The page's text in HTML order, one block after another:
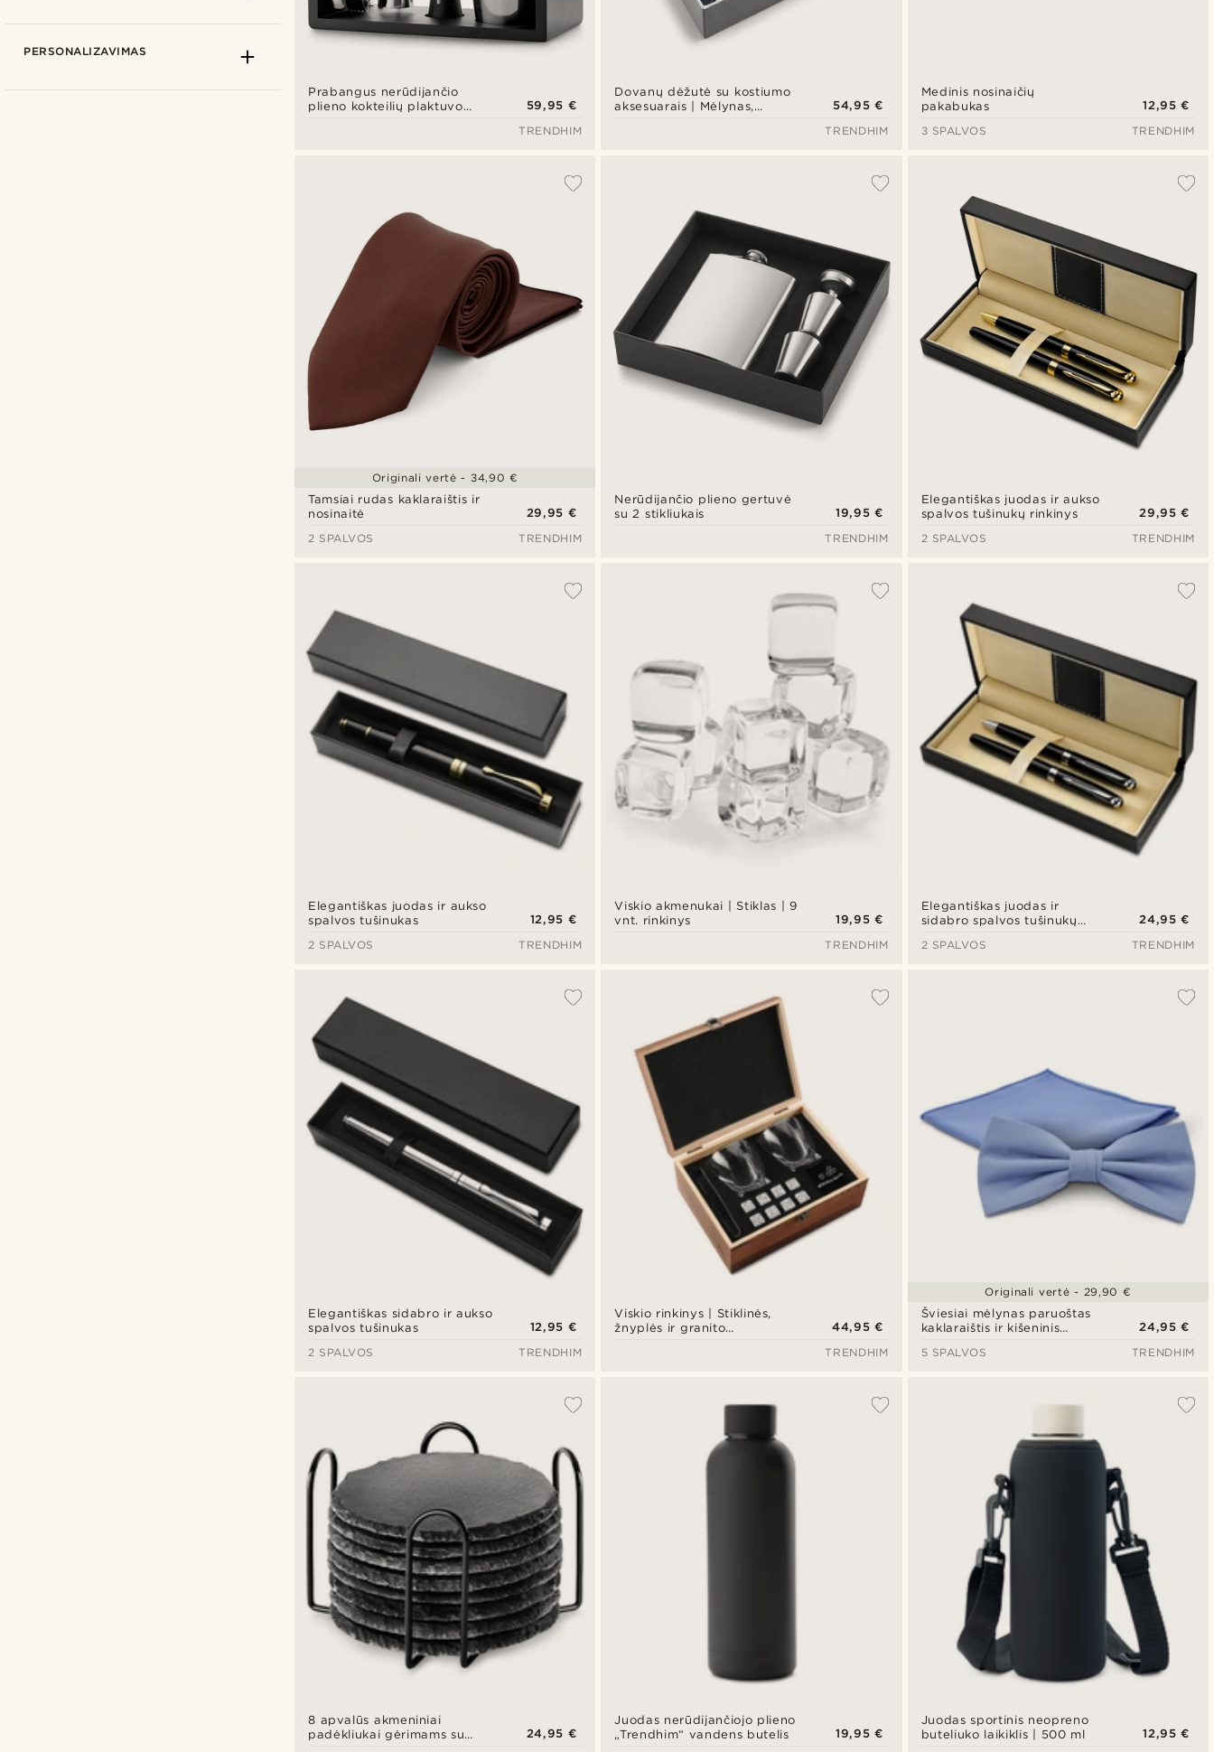
Prabangus nerūdijančio
plieno kokteilių plaktuvo
59,95 €
TRENDHIM
Dovanų dėžutė su kostiumo
aksesuarais | Mėlynas,
54,95 €
TRENDHIM
Medinis nosinaičių
pakabukas
12,95 €
3 SPALVOS
TRENDHIM
Tamsiai rudas kaklaraištis ir
nosinaitė
29,95 €
Originali vertė - 34,90 €
2 SPALVOS TRENDHIM
Nerūdijančio plieno gertuvė
su 2 stikliukais
19,95 €
TRENDHIM
Elegantiškas juodas ir aukso
spalvos tušinukų rinkinys
29,95 €
2 SPALVOS
TRENDHIM
Elegantiškas juodas ir aukso
spalvos tušinukas
12,95 €
2 SPALVOS
TRENDHIM
Viskio akmenukai | Stiklas | 9
vnt. rinkinys
19,95 €
TRENDHIM
Elegantiškas juodas ir
sidabro spalvos tušinukų
24,95 €
2 SPALVOS
TRENDHIM
Elegantiškas sidabro ir aukso
spalvos tušinukas
12,95 €
2 SPALVOS
TRENDHIM
Viskio rinkinys | Stiklinės,
žnyplės ir granito
44,95 €
TRENDHIM
Šviesiai mėlynas paruoštas
kaklaraištis ir kišeninis
24,95 €
Originali vertė - 29,90 €
5 SPALVOS TRENDHIM
8 apvalūs akmeniniai
padėkliukai gėrimams su
24,95 €
Juodas nerūdijančiojo plieno
„Trendhim“ vandens butelis
19,95 €
Juodas sportinis neopreno
buteliuko laikiklis | 500 ml
12,95 €
PERSONALIZAVIMAS